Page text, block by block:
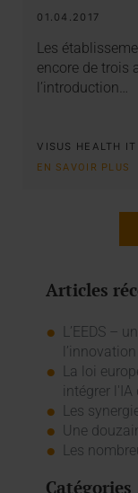
01.04.2017
Les
encore de trois
l’introduction…
VISUS HEALTH IT
EN SAVOIR PLUS
Articles
L’EEDS –
l’innovation
La loi
intégrer
Les
Une
Les
Catégories